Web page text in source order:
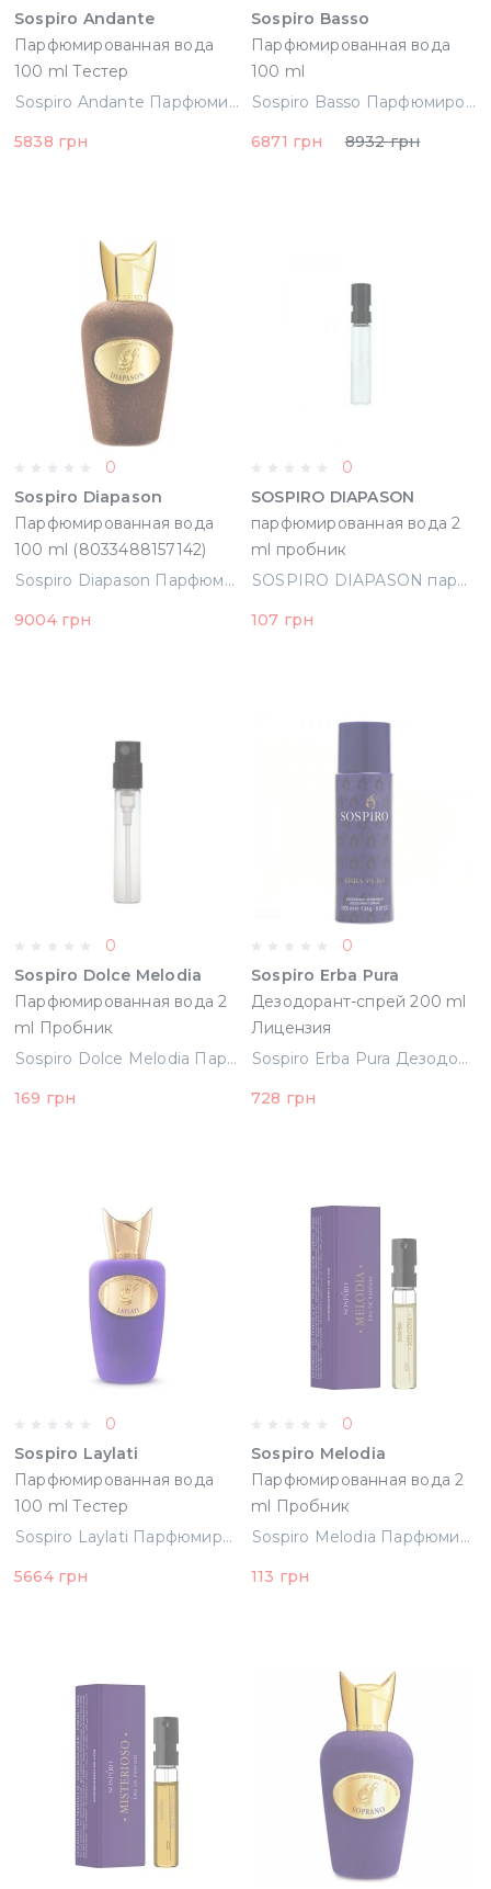
Sospiro Andante
Парфюмированная вода
100 ml Тестер
(8057685641990)
Sospiro Andante Парфюмированная вода 100 ml Тестер (8057685641990)
5838 грн
Sospiro Basso
Парфюмированная вода
100 ml
Sospiro Basso Парфюмированная вода 100 ml
6871 грн
8932 грн
0
Sospiro Diapason
Парфюмированная вода
100 ml (8033488157142)
Sospiro Diapason Парфюмированная вода 100 ml (8033488157142)
9004 грн
0
SOSPIRO DIAPASON
парфюмированная вода 2
ml пробник
(8033488157166)
SOSPIRO DIAPASON парфюмированная вода 2 ml пробник (8033488157166)
107 грн
0
Sospiro Dolce Melodia
Парфюмированная вода 2
ml Пробник
Sospiro Dolce Melodia Парфюмированная вода 2 ml Пробник
169 грн
0
Sospiro Erba Pura
Дезодорант-спрей 200 ml
Лицензия
Sospiro Erba Pura Дезодорант-спрей 200 ml Лицензия
728 грн
0
Sospiro Laylati
Парфюмированная вода
100 ml Тестер
(8057685640177)
Sospiro Laylati Парфюмированная вода 100 ml Тестер (8057685640177)
5664 грн
0
Sospiro Melodia
Парфюмированная вода 2
ml Пробник
(8057685641464)
Sospiro Melodia Парфюмированная вода 2 ml Пробник (8057685641464)
113 грн